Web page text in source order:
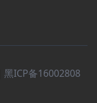
黑ICP备16002808